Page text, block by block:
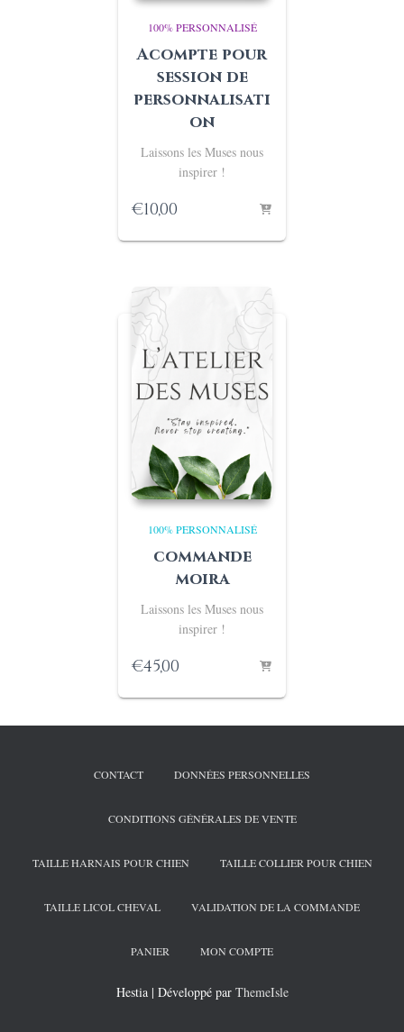
100% PERSONNALISÉ
Acompte pour
session de
personnalisati
on
Laissons les Muses nous
inspirer !
€10,00
100% PERSONNALISÉ
commande
moira
Laissons les Muses nous
inspirer !
€45,00
CONTACT DONNÉES PERSONNELLES
CONDITIONS GÉNÉRALES DE VENTE
TAILLE HARNAIS POUR CHIEN TAILLE COLLIER POUR CHIEN
TAILLE LICOL CHEVAL VALIDATION DE LA COMMANDE
PANIER MON COMPTE
Hestia | Développé par ThemeIsle